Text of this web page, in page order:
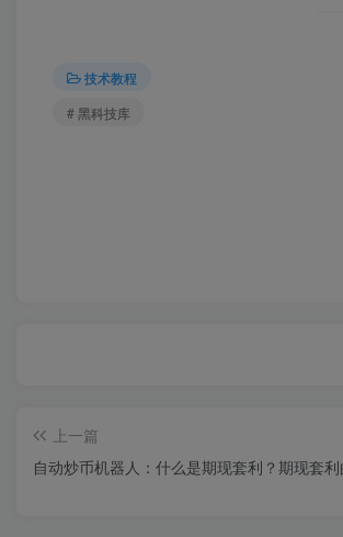
技术教程
# 黑科技库
上一篇
自动炒币机器人：什么是期现套利？期现套